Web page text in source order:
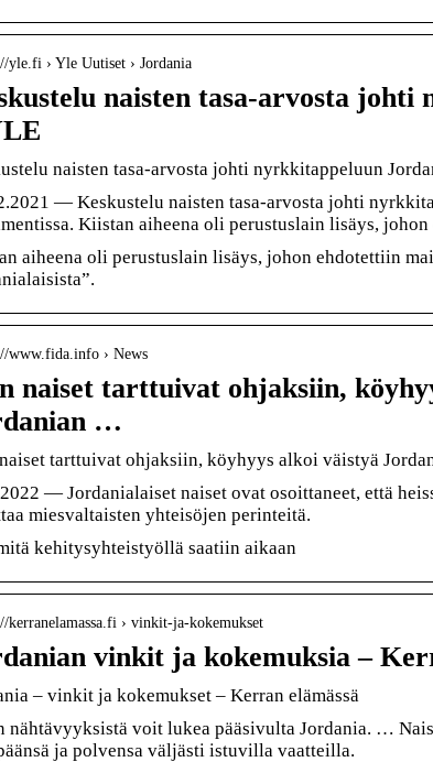
yle.fi › Yle Uutiset › Jordania
naisten tasa-arvosta
naisten tasa-arvosta johti nyrkkitappeluun
— Keskustelu naisten tasa-arvosta johti
Kiistan aiheena oli perustuslain lisäys,
aiheena oli perustuslain lisäys, johon ehdotettiin
www.fida.info › News
naiset tarttuivat ohjaksiin,
…
tarttuivat ohjaksiin, köyhyys alkoi väistyä
— Jordanialaiset naiset ovat osoittaneet, että
miesvaltaisten yhteisöjen perinteitä.
kehitysyhteistyöllä saatiin aikaan
kerranelamassa.fi › vinkit-ja-kokemukset
vinkit ja kokemuksia –
– vinkit ja kokemukset – Kerran elämässä
nähtävyyksistä voit lukea pääsivulta Jordania. …
ja polvensa väljästi istuvilla vaatteilla.